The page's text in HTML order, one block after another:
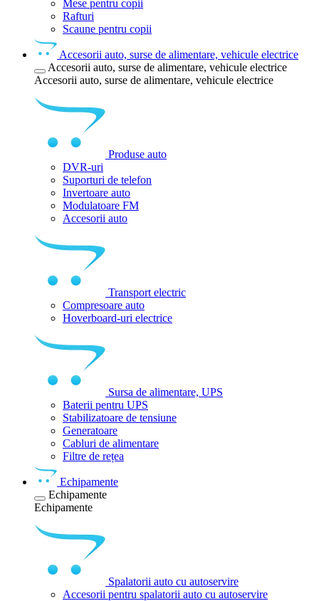
Mese pentru copii
Rafturi
Scaune pentru copii
Accesorii auto, surse de alimentare, vehicule electrice
Accesorii auto, surse de alimentare, vehicule electrice
Accesorii auto, surse de alimentare, vehicule electrice
Produse auto
DVR-uri
Suporturi de telefon
Invertoare auto
Modulatoare FM
Accesorii auto
Transport electric
Compresoare auto
Hoverboard-uri electrice
Sursa de alimentare, UPS
Baterii pentru UPS
Stabilizatoare de tensiune
Generatoare
Cabluri de alimentare
Filtre de rețea
Echipamente
Echipamente
Echipamente
Spalatorii auto cu autoservire
Accesorii pentru spalatorii auto cu autoservire